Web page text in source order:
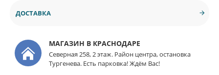
ДОСТАВКА
МАГАЗИН В КРАСНОДАРЕ
Северная 258, 2 этаж. Район центра, остановка
Тургенева. Есть парковка! Ждём Вас!